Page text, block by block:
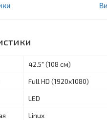
42.5" (108 см)
Full HD (1920x1080)
LED
Linux